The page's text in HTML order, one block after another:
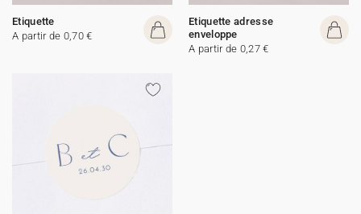
Etiquette
A partir de 0,70 €
Etiquette adresse
enveloppe
A partir de 0,27 €